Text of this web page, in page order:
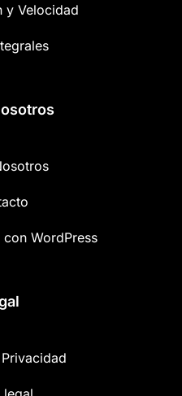
y Velocidad
WordPress